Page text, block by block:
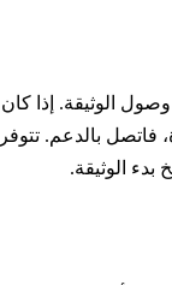
إذا كان
بالدعم. تتوفر